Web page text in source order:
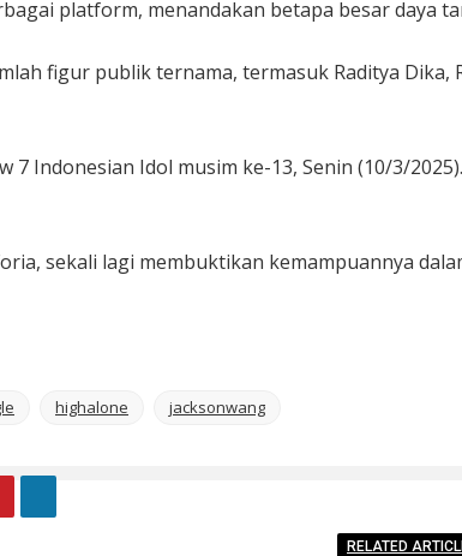
platform, menandakan betapa besar daya
figur publik ternama, termasuk Raditya Dika,
7 Indonesian Idol musim ke-13, Senin (10/3/
sekali lagi membuktikan kemampuannya
highalone jacksonwang
RELATED